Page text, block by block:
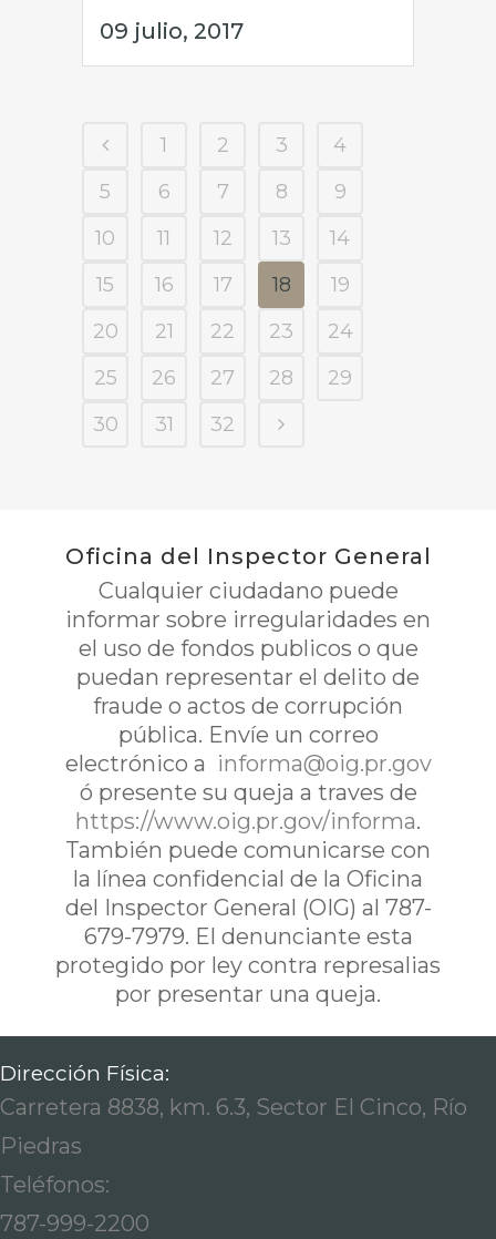
09 julio, 2017
1 2 3
4
5
6 7 8
9
10
11 12 13
14
15
16 17 18
19
20
21 22 23
24
25
26 27 28
29
30
31 32
Oficina del Inspector General
Cualquier ciudadano puede
informar sobre irregularidades en
el uso de fondos publicos o que
puedan representar el delito de
fraude o actos de corrupción
pública. Envíe un correo
electrónico a informa@oig.pr.gov
ó presente su queja a traves de
https://www.oig.pr.gov/informa.
También puede comunicarse con
la línea confidencial de la Oficina
del Inspector General (OIG) al 787-
679-7979. El denunciante esta
protegido por ley contra represalias
por presentar una queja.
Dirección Física:
Carretera 8838, km. 6.3, Sector El Cinco, Río
Piedras
Teléfonos:
787-999-2200